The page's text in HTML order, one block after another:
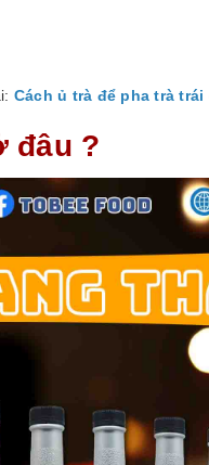
Cách ủ trà để pha trà trái
đâu ?